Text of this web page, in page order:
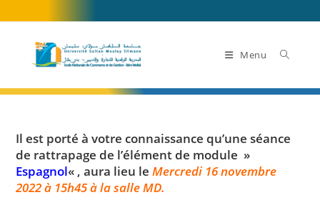
to
content
Menu
Il est porté à votre connaissance qu’une séance
de rattrapage de l’élément de module »
Espagnol« , aura lieu le Mercredi 16 novembre
2022 à 15h45 à la salle MD.